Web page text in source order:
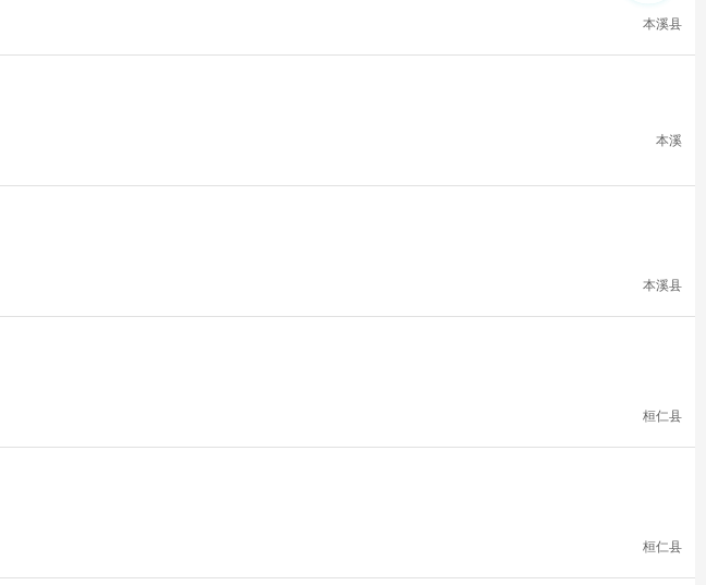
本溪县
本溪
本溪县
桓仁县
桓仁县